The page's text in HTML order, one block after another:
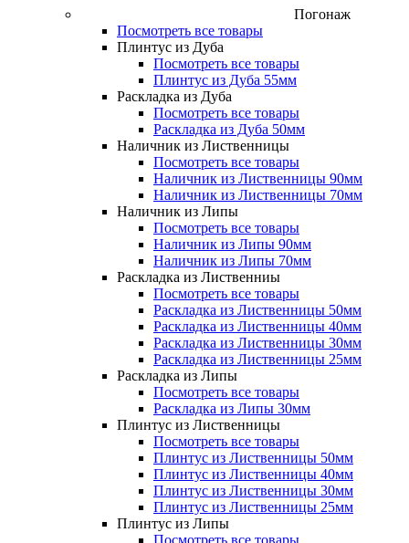
Погонаж
Посмотреть все товары
Плинтус из Дуба
Посмотреть все товары
Плинтус из Дуба 55мм
Раскладка из Дуба
Посмотреть все товары
Раскладка из Дуба 50мм
Наличник из Лиственницы
Посмотреть все товары
Наличник из Лиственницы 90мм
Наличник из Лиственницы 70мм
Наличник из Липы
Посмотреть все товары
Наличник из Липы 90мм
Наличник из Липы 70мм
Раскладка из Лиственниы
Посмотреть все товары
Раскладка из Лиственницы 50мм
Раскладка из Лиственницы 40мм
Раскладка из Лиственницы 30мм
Раскладка из Лиственницы 25мм
Раскладка из Липы
Посмотреть все товары
Раскладка из Липы 30мм
Плинтус из Лиственницы
Посмотреть все товары
Плинтус из Лиственницы 50мм
Плинтус из Лиственницы 40мм
Плинтус из Лиственницы 30мм
Плинтус из Лиственницы 25мм
Плинтус из Липы
Посмотреть все товары